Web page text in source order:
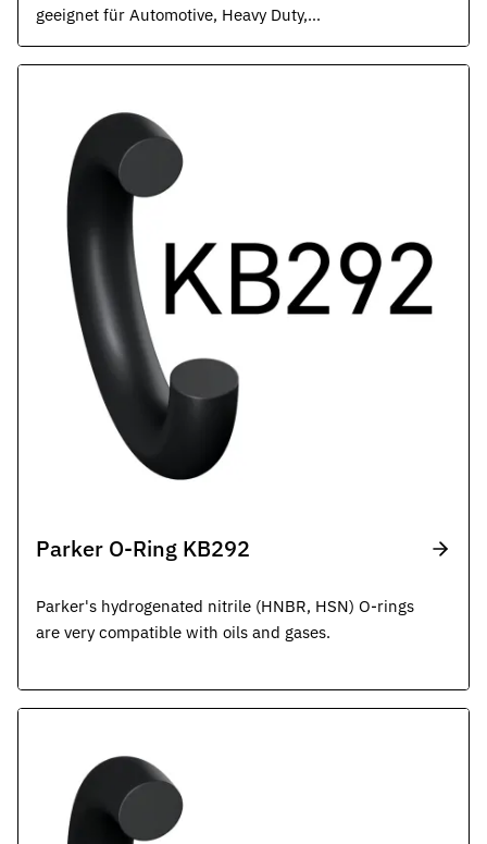
geeignet für Automotive, Heavy Duty,
Transportwesen und allgemeine
Industrieanwendungen, schwarz.
Parker O-Ring KB292
Parker's hydrogenated nitrile (HNBR, HSN) O-rings
are very compatible with oils and gases.